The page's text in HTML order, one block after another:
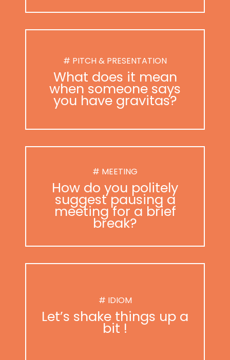
# PITCH & PRESENTATION
What does it mean
when someone says
you have gravitas?
# MEETING
How do you politely
suggest pausing a
meeting for a brief
break?
# IDIOM
Let’s shake things up a
bit !